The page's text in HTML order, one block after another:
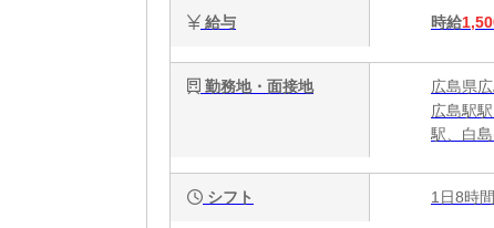
給与 時給
勤務地・面接地
広島県
広島駅
駅、白
シフト 1日8時